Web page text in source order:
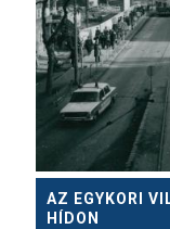
AZ EGYKORI
HÍDON